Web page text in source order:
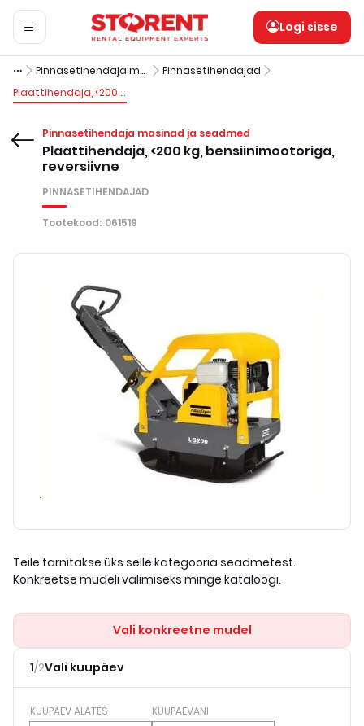
Logi sisse
Pinnasetihendaja masinad ja seadmed
Pinnasetihendajad
Plaattihendaja, <200 kg, bensiinimootoriga, reversiivne
Pinnasetihendaja masinad ja seadmed
Plaattihendaja, <200 kg, bensiinimootoriga,
reversiivne
PINNASETIHENDAJAD
Tootekood: 061519
Teile tarnitakse üks selle kategooria seadmetest.
Konkreetse mudeli valimiseks minge kataloogi.
Vali konkreetne mudel
1/2Vali kuupäev
KUUPÄEV ALATES KUUPÄEVANI